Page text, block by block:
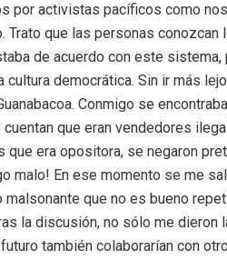
por activistas pacíficos como
que las personas conozcan
de acuerdo con este sistema,
democrática. Sin ir más
Conmigo se
que eran vendedores
que era opositora, se negaron
malo! En ese momento se me
que no es bueno
la discusión, no sólo me dieron
también colaborarían con